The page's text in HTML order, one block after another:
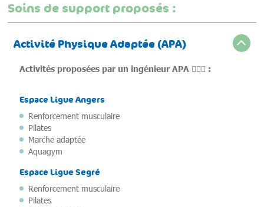
Soins de support proposés :
Activité Physique Adaptée (APA)
Activités proposées par un ingénieur APA 🙎🏻‍♂️ :
Espace Ligue Angers
Renforcement musculaire
Pilates
Marche adaptée
Aquagym
Espace Ligue Segré
Renforcement musculaire
Pilates